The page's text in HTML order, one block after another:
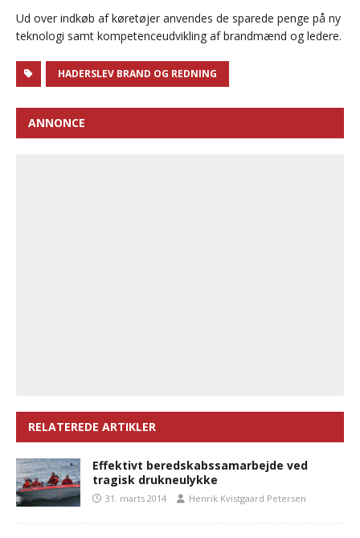
Ud over indkøb af køretøjer anvendes de sparede penge på ny
teknologi samt kompetenceudvikling af brandmænd og ledere.
HADERSLEV BRAND OG REDNING
ANNONCE
RELATEREDE ARTIKLER
Effektivt beredskabssamarbejde ved
tragisk drukneulykke
31. marts 2014 Henrik Kvistgaard Petersen